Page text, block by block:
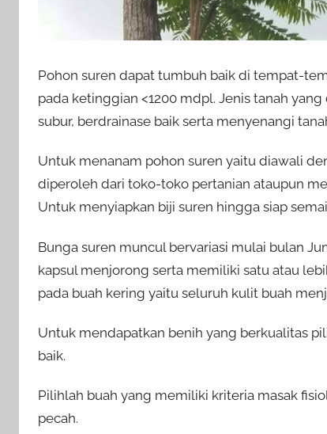
Pohon suren dapat tumbuh baik di tempat-
pada ketinggian <1200 mdpl. Jenis tanah
subur, berdrainase baik serta menyenangi
Untuk menanam pohon suren yaitu diawali
diperoleh dari toko-toko pertanian ataupun
Untuk menyiapkan biji suren hingga siap
Bunga suren muncul bervariasi mulai bulan
kapsul menjorong serta memiliki satu atau
pada buah kering yaitu seluruh kulit buah
Untuk mendapatkan benih yang berkualitas
baik.
Pilihlah buah yang memiliki kriteria masak
pecah.